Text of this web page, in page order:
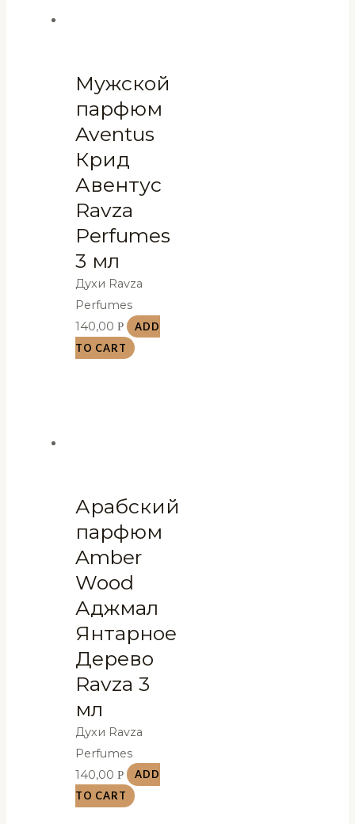
Мужской
парфюм
Aventus
Крид
Авентус
Ravza
Perfumes
3 мл
Духи Ravza
Perfumes
140,00Р
ADD
TO CART
Арабский
парфюм
Amber
Wood
Аджмал
Янтарное
Дерево
Ravza 3
мл
Духи Ravza
Perfumes
140,00Р
ADD
TO CART